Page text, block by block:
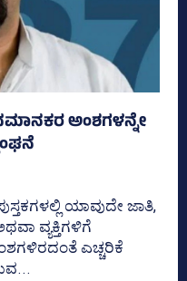
ಅಂಶಗಳನ್ನೇ
ಯಾವುದೇ ಜಾತಿ,
ವ್ಯಕ್ತಿಗಳಿಗೆ
ಎಚ್ಚರಿಕೆ